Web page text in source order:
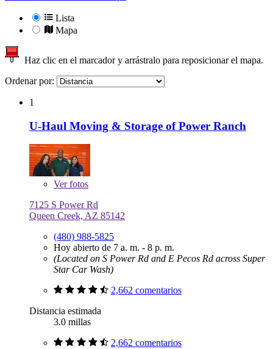
Lista
Mapa
Haz clic en el marcador y arrástralo para reposicionar el mapa.
Ordenar por:
1
U-Haul Moving & Storage of Power Ranch
Verfotos
7125 S Power Rd
Queen Creek, AZ 85142
(480) 988-5825
Hoy abierto de 7 a. m. - 8 p. m.
(Located on S Power Rd and E Pecos Rd across Super
Star Car Wash)
2,662 comentarios
Distancia estimada
3.0 millas
2,662 comentarios